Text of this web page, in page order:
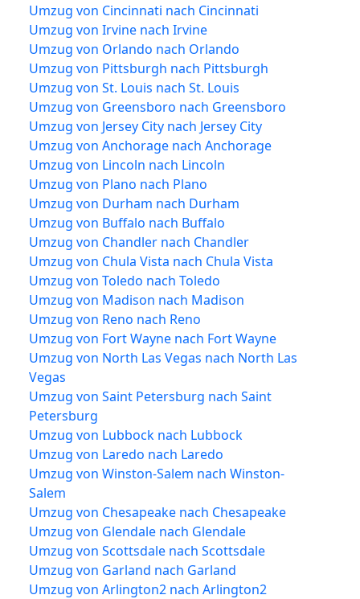
Umzug von Cincinnati nach Cincinnati
Umzug von Irvine nach Irvine
Umzug von Orlando nach Orlando
Umzug von Pittsburgh nach Pittsburgh
Umzug von St. Louis nach St. Louis
Umzug von Greensboro nach Greensboro
Umzug von Jersey City nach Jersey City
Umzug von Anchorage nach Anchorage
Umzug von Lincoln nach Lincoln
Umzug von Plano nach Plano
Umzug von Durham nach Durham
Umzug von Buffalo nach Buffalo
Umzug von Chandler nach Chandler
Umzug von Chula Vista nach Chula Vista
Umzug von Toledo nach Toledo
Umzug von Madison nach Madison
Umzug von Reno nach Reno
Umzug von Fort Wayne nach Fort Wayne
Umzug von North Las Vegas nach North Las
Vegas
Umzug von Saint Petersburg nach Saint
Petersburg
Umzug von Lubbock nach Lubbock
Umzug von Laredo nach Laredo
Umzug von Winston-Salem nach Winston-
Salem
Umzug von Chesapeake nach Chesapeake
Umzug von Glendale nach Glendale
Umzug von Scottsdale nach Scottsdale
Umzug von Garland nach Garland
Umzug von Arlington2 nach Arlington2